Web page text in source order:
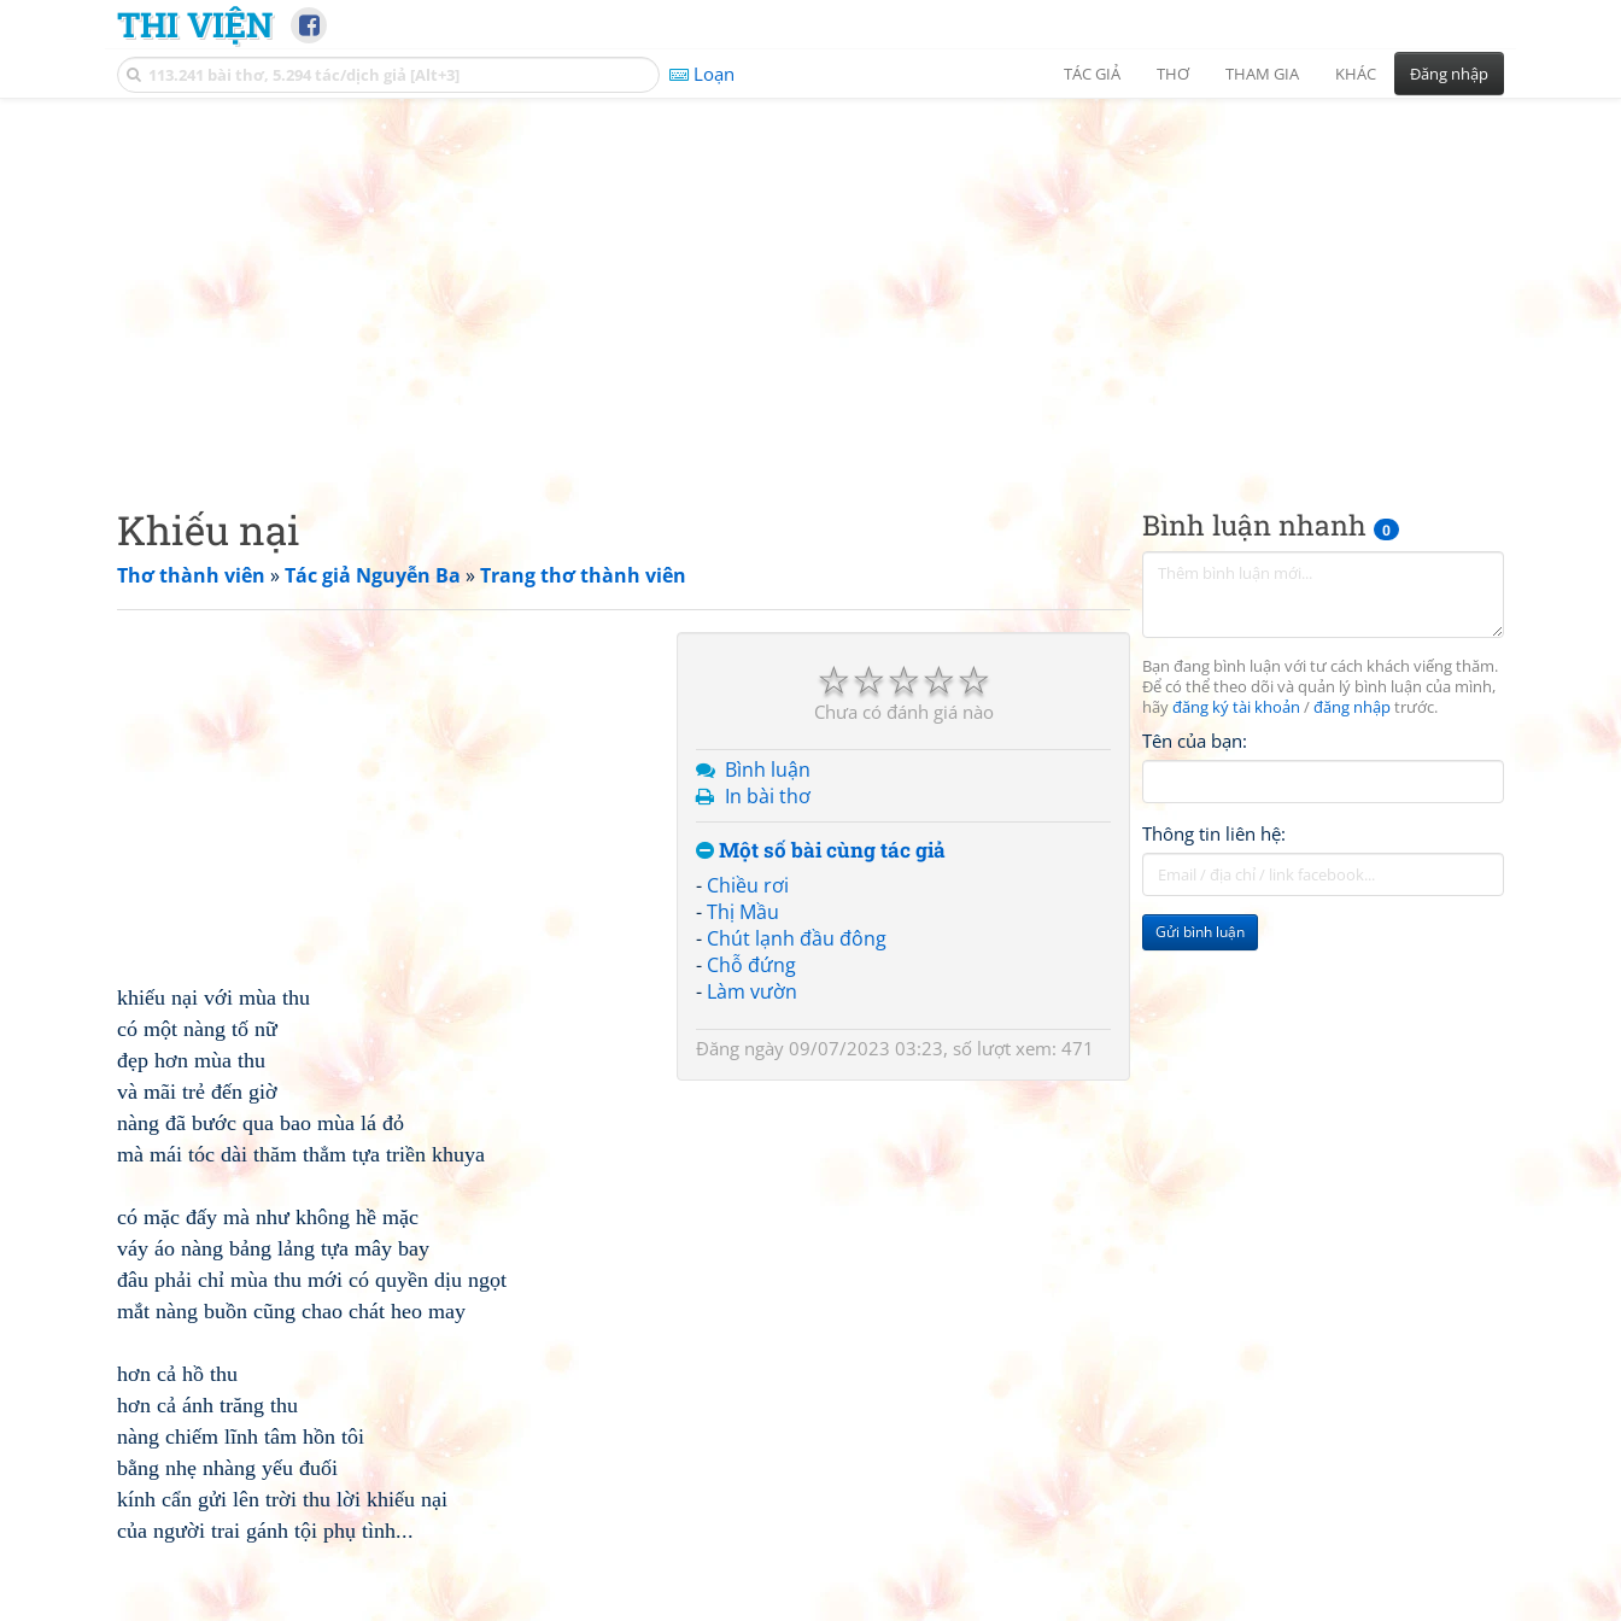
THI VIỆN
Loạn TÁC GIẢ THƠ THAM GIA KHÁC Đăng nhập
Bình luận nhanh 0
Bạn đang bình luận với tư cách khách viếng thăm.
Để có thể theo dõi và quản lý bình luận của mình,
hãyđăng ký tài khoản /đăng nhậptrước.
Tên của bạn:
Thông tin liên hệ:
Gửi bình luận
Khiếu nại
Thơ thành viên »Tác giả Nguyễn Ba »Trang thơ thành viên
☆
☆
☆
☆
☆
Chưa có đánh giá nào
Bình luận
In bài thơ
Một số bài cùng tác giả
- Chiều rơi
-Thị Mầu
- Chút lạnh đầu đông
- Chỗ đứng
- Làm vườn
Đăng ngày 09/07/2023 03:23, số lượt xem: 471
khiếu nại với mùa thu
có một nàng tố nữ
đẹp hơn mùa thu
và mãi trẻ đến giờ
nàng đã bước qua bao mùa lá đỏ
mà mái tóc dài thăm thẳm tựa triền khuya
có mặc đấy mà như không hề mặc
váy áo nàng bảng lảng tựa mây bay
đâu phải chỉ mùa thu mới có quyền dịu ngọt
mắt nàng buồn cũng chao chát heo may
hơn cả hồ thu
hơn cả ánh trăng thu
nàng chiếm lĩnh tâm hồn tôi
bằng nhẹ nhàng yếu đuối
kính cẩn gửi lên trời thu lời khiếu nại
của người trai gánh tội phụ tình...